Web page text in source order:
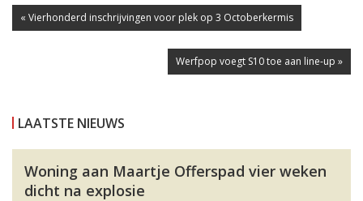
« Vierhonderd inschrijvingen voor plek op 3 Octoberkermis
Werfpop voegt S10 toe aan line-up »
LAATSTE NIEUWS
Woning aan Maartje Offerspad vier weken
dicht na explosie